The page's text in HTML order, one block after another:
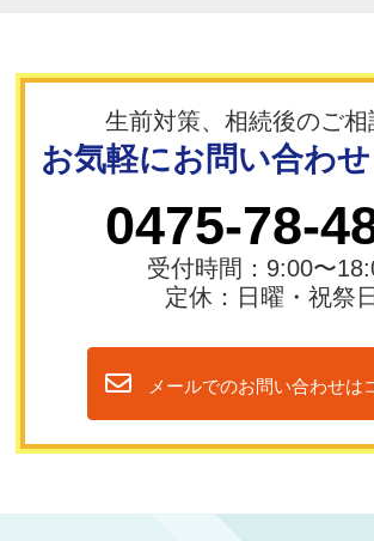
険サービス株式会社 成東支店」と
まいります。
これからも変わらぬご愛願を賜り
い申し上げます。
生前対策、相続後のご相
お気軽にお問い合わ
0475-78-
受付時間：9:00〜
定休：日曜・祝祭
メールでのお問い合わせは